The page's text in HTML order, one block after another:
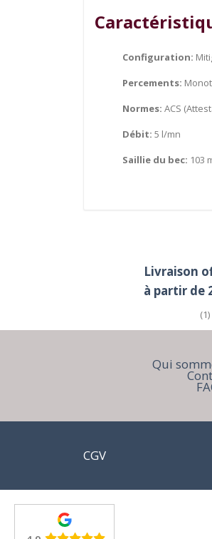
Configuration:
Percements:
Normes: ACS
Débit: 5 l/mn
Saillie du bec: 103
Livraison
à partir de
Qui
CGV